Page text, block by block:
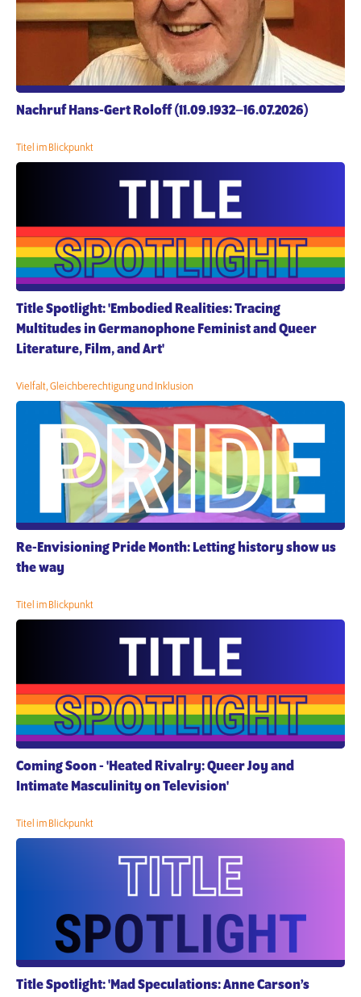
Nachruf Hans-Gert Roloff (11.09.1932–16.07.2026)
Titel im Blickpunkt
Title Spotlight: 'Embodied Realities: Tracing
Multitudes in Germanophone Feminist and Queer
Literature, Film, and Art'
Vielfalt, Gleichberechtigung und Inklusion
Re-Envisioning Pride Month: Letting history show us
the way
Titel im Blickpunkt
Coming Soon - 'Heated Rivalry: Queer Joy and
Intimate Masculinity on Television'
Titel im Blickpunkt
Title Spotlight: 'Mad Speculations: Anne Carson’s